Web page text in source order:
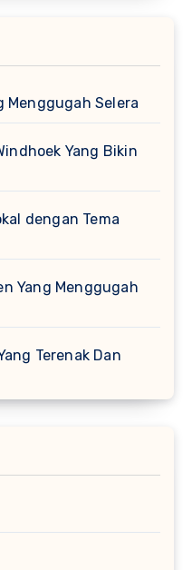
Menggugah Selera
Yang Bikin
dengan Tema
Yang Menggugah
Terenak Dan